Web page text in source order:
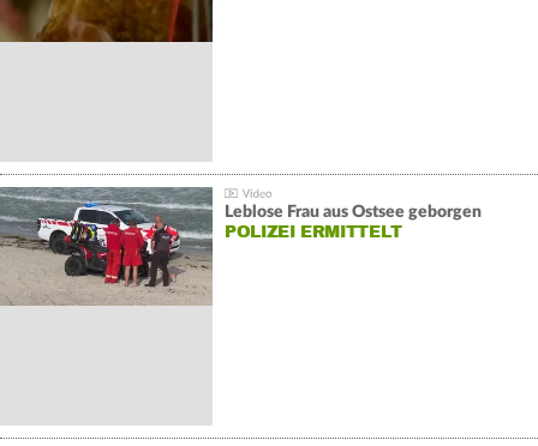
Leblose Frau aus Ostsee geborgen
POLIZEI ERMITTELT